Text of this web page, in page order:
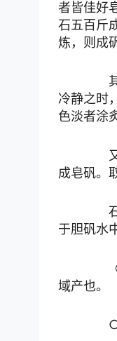
者皆佳好
石五百斤
炼，则成
其
冷静之时
色淡者涂
又
成皂矾。
石
于胆矾水
《
域产也。
○